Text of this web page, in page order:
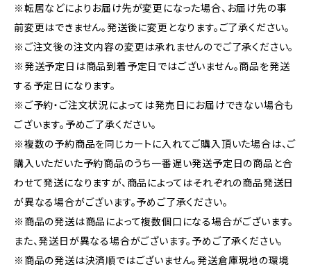
※転居などによりお届け先が変更になった場合、お届け先の事
前変更はできません。発送後に変更となります。ご了承ください。
※ご注文後の注文内容の変更は承れませんのでご了承ください。
※発送予定日は商品到着予定日ではございません。商品を発送
する予定日になります。
※ご予約・ご注文状況によっては発売日にお届けできない場合も
ございます。予めご了承ください。
※複数の予約商品を同じカートに入れてご購入頂いた場合は、ご
購入いただいた予約商品のうち一番遅い発送予定日の商品と合
わせて発送になりますが、商品によってはそれぞれの商品発送日
が異なる場合がございます。予めご了承ください。
※商品の発送は商品によって複数個口になる場合がございます。
また、発送日が異なる場合がございます。予めご了承ください。
※商品の発送は決済順ではございません。発送倉庫現地の環境